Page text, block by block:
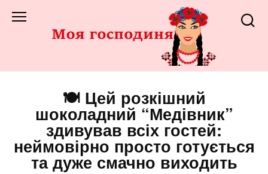
до
🍽️ Цей розкішний
шоколадний “Медівник”
здивував всіх гостей:
неймовірно просто готується
та дуже смачно виходить